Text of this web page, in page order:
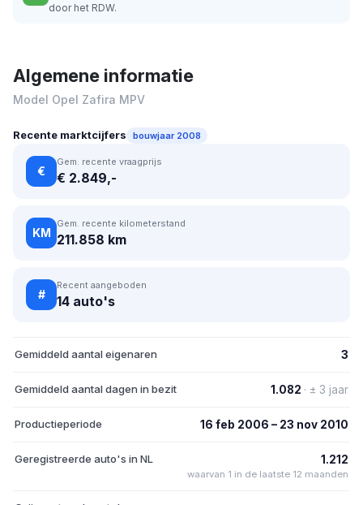
door het RDW.
Algemene informatie
Model Opel Zafira MPV
Recente marktcijfers bouwjaar 2008
€
Gem. recente vraagprijs
€ 2.849,-
KM
Gem. recente kilometerstand
211.858 km
#
Recent aangeboden
14 auto's
Gemiddeld aantal eigenaren 3
Gemiddeld aantal dagen in bezit 1.082 · ± 3 jaar
Productieperiode 16 feb 2006 – 23 nov 2010
Geregistreerde auto's in NL 1.212
waarvan 1 in de laatste 12 maanden